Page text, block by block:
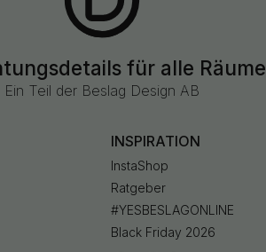
für alle Räume
Ein Teil der Beslag Design AB
INSPIRATION
InstaShop
Ratgeber
#YESBESLAGONLINE
Black Friday 2026